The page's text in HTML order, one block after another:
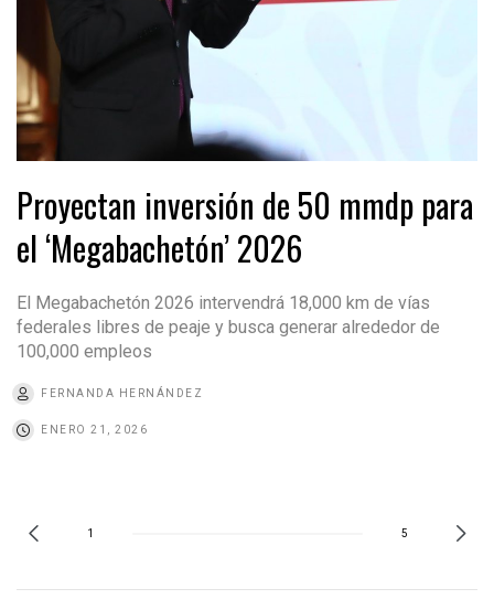
Proyectan inversión de 50 mmdp para
el ‘Megabachetón’ 2026
El Megabachetón 2026 intervendrá 18,000 km de vías
federales libres de peaje y busca generar alrededor de
100,000 empleos
FERNANDA HERNÁNDEZ
ENERO 21, 2026
1 5